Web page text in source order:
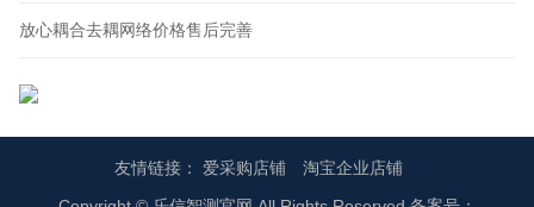
放心耦合去耦网络价格售后完善
友情链接： 爱采购店铺
淘宝企业店铺